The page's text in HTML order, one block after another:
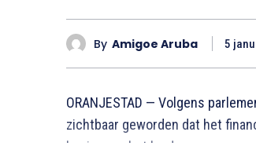
By Amigoe Aruba 5
ORANJESTAD — Volgens
zichtbaar geworden dat het